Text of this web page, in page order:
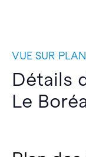
VUE SUR PLAN
Détails
Le